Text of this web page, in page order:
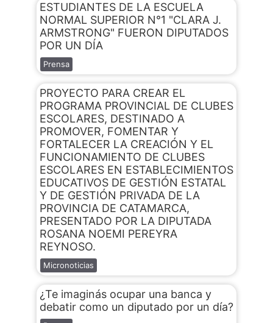
ESTUDIANTES DE LA ESCUELA
NORMAL SUPERIOR N°1 "CLARA J.
ARMSTRONG" FUERON DIPUTADOS
POR UN DÍA
Prensa
PROYECTO PARA CREAR EL
PROGRAMA PROVINCIAL DE CLUBES
ESCOLARES, DESTINADO A
PROMOVER, FOMENTAR Y
FORTALECER LA CREACIÓN Y EL
FUNCIONAMIENTO DE CLUBES
ESCOLARES EN ESTABLECIMIENTOS
EDUCATIVOS DE GESTIÓN ESTATAL
Y DE GESTIÓN PRIVADA DE LA
PROVINCIA DE CATAMARCA,
PRESENTADO POR LA DIPUTADA
ROSANA NOEMI PEREYRA
REYNOSO.
Micronoticias
¿Te imaginás ocupar una banca y
debatir como un diputado por un día?